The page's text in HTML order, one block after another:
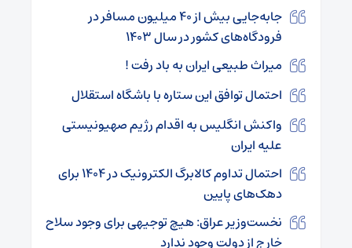
جابه‌جایی بیش از ۴۰ میلیون مسافر در
فرودگاه‌های کشور در سال ۱۴۰۳
میراث طبیعی ایران به باد رفت !
احتمال توافق این ستاره با باشگاه استقلال
واکنش انگلیس به اقدام رژیم صهیونیستی
علیه ایران
احتمال تداوم کالابرگ الکترونیک در ۱۴۰۴ برای
دهک‌های پایین
نخست‌وزیر عراق: هیچ توجیهی برای وجود سلاح
خارج از دولت وجود ندارد